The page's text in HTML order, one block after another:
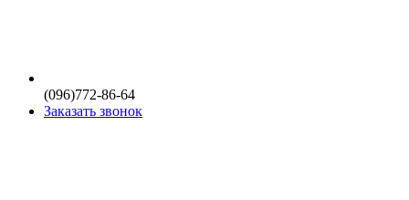
(096)772-86-64
Заказать звонок